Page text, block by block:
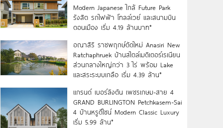
Modern Japanese ใกล้ Future Park
รังสิต รถไฟฟ้า โทลล์เวย์ และสนามบิน
ดอนเมือง เริ่ม 4.19 ล้านบาท*
อณาสิริ ราชพฤกษ์ตัดใหม่ Anasiri New
Ratchaphruek บ้านสไตล์เมดิเตอร์เรเนียน
ส่วนกลางใหญ่กว่า 3 ไร่ พร้อม Lake
และสระระบบเกลือ เริ่ม 4.39 ล้าน*
แกรนด์ เบอร์ลิงตัน เพชรเกษม-สาย 4
GRAND BURLINGTON Petchkasem-Sai
4 บ้านหรูดีไซน์ Modern Classic Luxury
เริ่ม 5.99 ล้าน*